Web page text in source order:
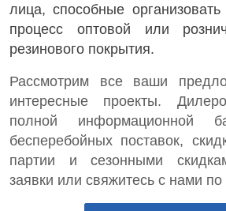
лица, способные
процесс оптовой или
резинового покрытия.
Рассмотрим все ваши
интересные проекты.
полной информационной
бесперебойных поставок,
партии и сезонными
заявки или свяжитесь с нами